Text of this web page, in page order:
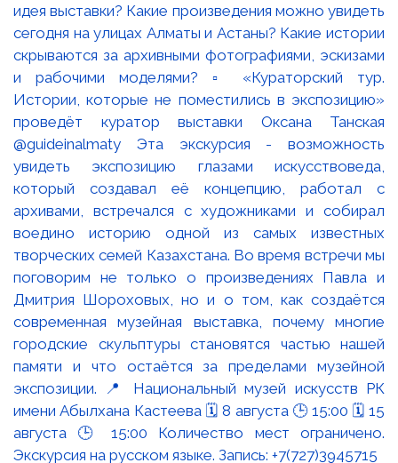
идея выставки? Какие произведения можно увидеть
сегодня на улицах Алматы и Астаны? Какие истории
скрываются за архивными фотографиями, эскизами
и рабочими моделями? ▫️ «Кураторский тур.
Истории, которые не поместились в экспозицию»
проведёт куратор выставки Оксана Танская
@guideinalmaty Эта экскурсия - возможность
увидеть экспозицию глазами искусствоведа,
который создавал её концепцию, работал с
архивами, встречался с художниками и собирал
воедино историю одной из самых известных
творческих семей Казахстана. Во время встречи мы
поговорим не только о произведениях Павла и
Дмитрия Шороховых, но и о том, как создаётся
современная музейная выставка, почему многие
городские скульптуры становятся частью нашей
памяти и что остаётся за пределами музейной
экспозиции. 📍 Национальный музей искусств РК
имени Абылхана Кастеева 🗓 8 августа 🕒 15:00 🗓 15
августа 🕒 15:00 Количество мест ограничено.
Экскурсия на русском языке. Запись: +7(727)3945715